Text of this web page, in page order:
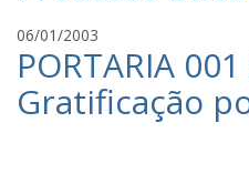
n
e
d
e
a
l
c
n
o
C
06/01/2003
r
s
PORTARIA
Gratificação